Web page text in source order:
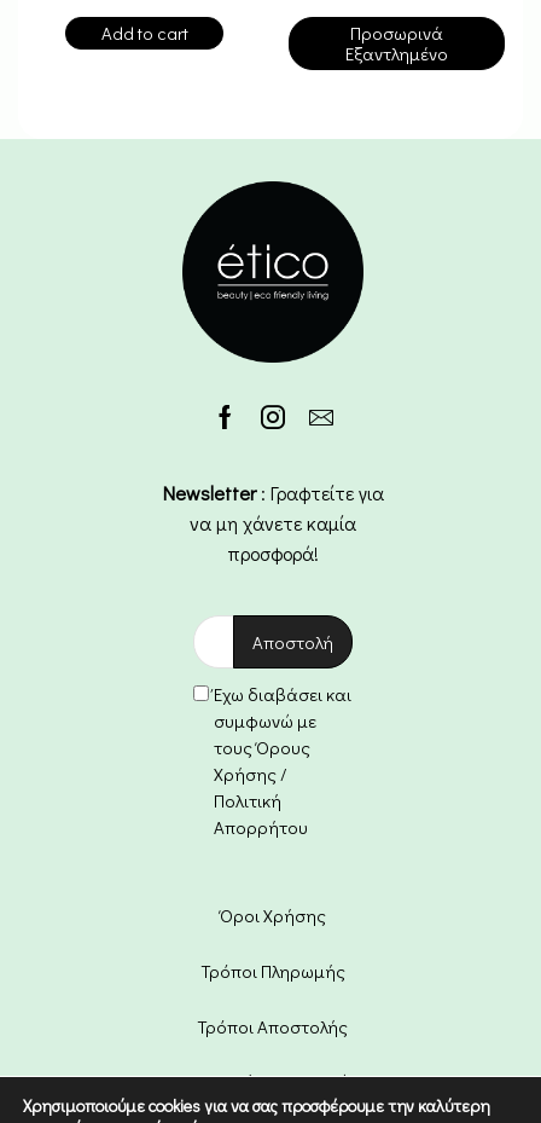
Add to cart
Προσωρινά
Εξαντλημένο
Newsletter: Γραφτείτε για
να μη χάνετε καμία
προσφορά!
Έχω διαβάσει και
συμφωνώ με
τους Όρους
Χρήσης /
Πολιτική
Απορρήτου
Όροι Χρήσης
Τρόποι Πληρωμής
Τρόποι Αποστολής
Πολιτική Επιστροφών
Χρησιμοποιούμε cookies για να σας προσφέρουμε την καλύτερη